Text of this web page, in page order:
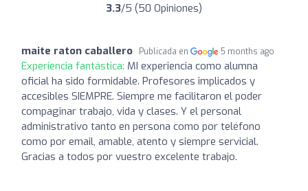
3.3/5 (50 Opiniones)
maite raton caballero Publicada en 5 months ago
Experiencia fantástica: MI experiencia como alumna
oficial ha sido formidable. Profesores implicados y
accesibles SIEMPRE. Siempre me facilitaron el poder
compaginar trabajo, vida y clases. Y el personal
administrativo tanto en persona como por teléfono
como por email, amable, atento y siempre servicial.
Gracias a todos por vuestro excelente trabajo.